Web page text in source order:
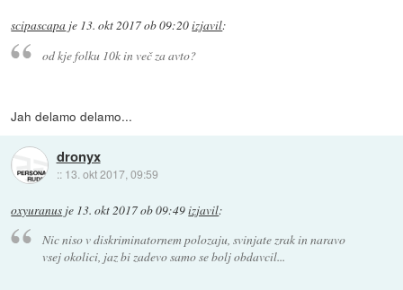
scipascapa je 13. okt 2017 ob 09:20izjavil:
od kje folku 10k in več za avto?
Jah delamo delamo...
dronyx
:: 13. okt 2017, 09:59
oxyuranus je 13. okt 2017 ob 09:49izjavil:
Nic niso v diskriminatornem polozaju, svinjate zrak in naravo
vsej okolici, jaz bi zadevo samo se bolj obdavcil...